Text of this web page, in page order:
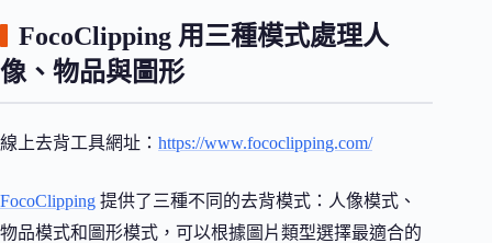
FocoClipping 用三種模式處理人
像、物品與圖形
線上去背工具網址： https://www.fococlipping.com/
FocoClipping 提供了三種不同的去背模式：人像模式、
物品模式和圖形模式，可以根據圖片類型選擇最適合的